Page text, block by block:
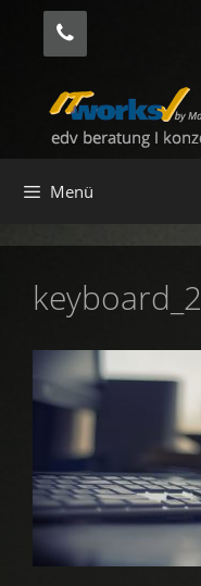
springen
Menü